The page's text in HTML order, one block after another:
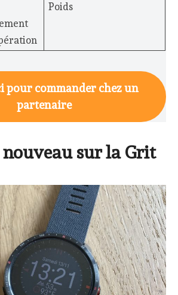
Poids
pour commander chez un
partenaire
nouveau sur la Grit